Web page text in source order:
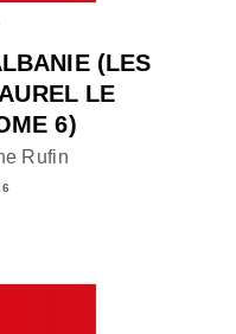
(LES
LE
6)
Rufin